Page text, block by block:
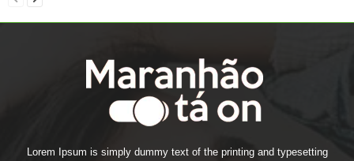
Lorem Ipsum is simply dummy text of the printing and typesetting